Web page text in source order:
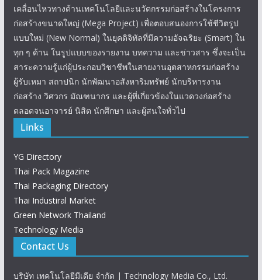
เคลื่อนไหวทางด้านเทคโนโลยีและนวัตกรรมก่อสร้างในโครงการ
ก่อสร้างขนาดใหญ่ (Mega Project) เพื่อตอบสนองการใช้ชีวิตรูป
แบบใหม่ (New Normal) ในยุคดิจิทัลที่มีความอัจฉริยะ (Smart) ใน
ทุก ๆ ด้าน ในรูปแบบของรายงาน บทความ และข่าวสาร ซึ่งจะเป็น
สาระความรู้แก่ผู้ประกอบวิชาชีพในสายงานอุตสาหกรรมก่อสร้าง
ผู้รับเหมา สถาปนิก นักพัฒนาอสังหาริมทรัพย์ นักบริหารงาน
ก่อสร้าง วิศวกร มัณฑนากร และผู้ที่เกี่ยวข้องในแวดวงก่อสร้าง
ตลอดจนอาจารย์ นิสิต นักศึกษา และผู้สนใจทั่วไป
Links
YG Directory
Thai Pack Magazine
Thai Packaging Directory
Thai Industiral Market
Green Network Thailand
Technology Media
Contact Us
บริษัท เทคโนโลยีมีเดีย จำกัด | Technology Media Co., Ltd.